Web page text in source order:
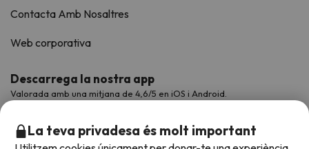
Contacta Amb Nosaltres
Web corporativa
Descarrega la nostra app
Valorada amb una mitjana de 4,6/5 en iOS i Android.
La teva privadesa és molt important